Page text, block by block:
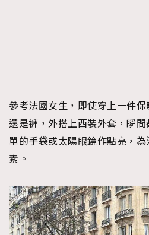
參考法國女生，即使穿上一件
還是褲，外搭上西裝外套，瞬
單的手袋或太陽眼鏡作點亮，
素。